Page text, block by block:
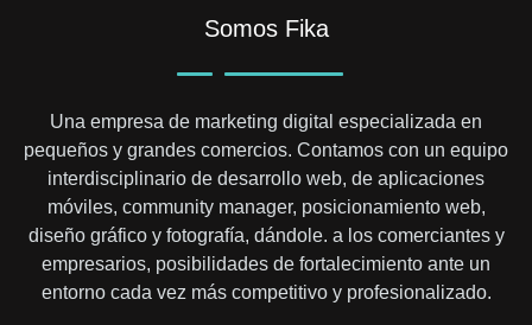
Somos Fika
Una empresa de marketing digital especializada en
pequeños y grandes comercios. Contamos con un equipo
interdisciplinario de desarrollo web, de aplicaciones
móviles, community manager, posicionamiento web,
diseño gráfico y fotografía, dándole. a los comerciantes y
empresarios, posibilidades de fortalecimiento ante un
entorno cada vez más competitivo y profesionalizado.